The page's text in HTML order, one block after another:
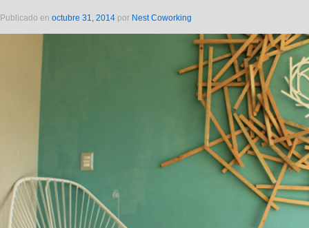
Publicado en octubre 31, 2014 por Nest Coworking